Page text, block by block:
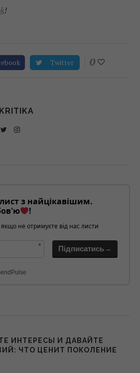
!
Twitter 0
з найцікавішим.
!
не отримуєте від нас листи
* Підписатись→
ИНТЕРЕСЫ И ДАВАЙТЕ
ЧТО ЦЕНИТ ПОКОЛЕНИЕ